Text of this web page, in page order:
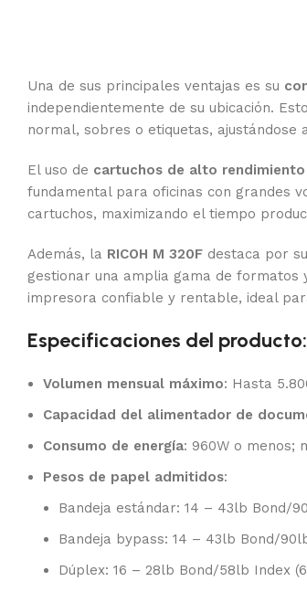
Una de sus principales ventajas es su
independientemente de su ubicación.
normal, sobres o etiquetas, ajustándose
El uso de cartuchos de alto rendimiento
fundamental para oficinas con grandes
cartuchos, maximizando el tiempo
Además, la RICOH M 320F destaca por
gestionar una amplia gama de
impresora confiable y rentable, ideal
Especificaciones del producto:
Volumen mensual máximo: Hasta
Capacidad del alimentador de
Consumo de energía: 960W o menos;
Pesos de papel admitidos:
Bandeja estándar: 14 – 43lb Bond/
Bandeja bypass: 14 – 43lb Bond/
Dúplex: 16 – 28lb Bond/58lb Index